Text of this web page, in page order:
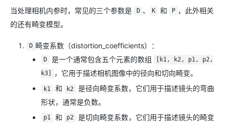
当处理相机内参时，常见的三个参数是 D 、 K 和 P ，此外相关
的还有畸变模型。
D 畸变系数（distortion_coefficients）：
D 是一个通常包含五个元素的数组
[k1, k2, p1, p2,
k3]
，它用于描述相机图像中的径向和切向畸变。
k1 和 k2
是径向畸变系数，它们用于描述镜头的弯曲
形状，通常是负数。
p1 和 p2
是切向畸变系数，它们用于描述镜头的畸变